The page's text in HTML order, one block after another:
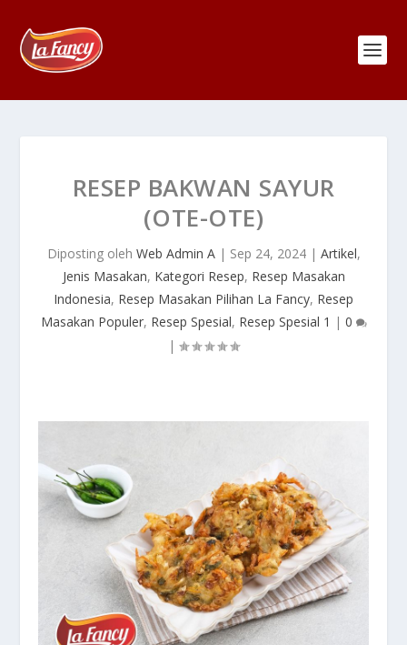
RESEP BAKWAN SAYUR
(OTE-OTE)
Diposting oleh Web Admin A| Sep 24, 2024| Artikel,
Jenis Masakan, Kategori Resep, Resep Masakan
Indonesia, Resep Masakan Pilihan La Fancy, Resep
Masakan Populer, Resep Spesial, Resep Spesial 1 | 0
|